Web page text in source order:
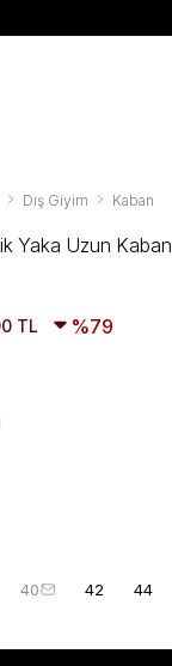
Dış Giyim Kaban
Yaka Uzun Kaban
TL 79
40 42 44